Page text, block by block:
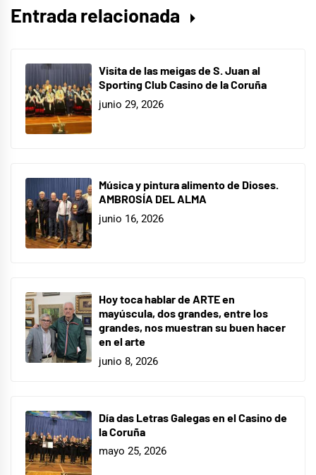
Entrada relacionada
Visita de las meigas de S. Juan al
Sporting Club Casino de la Coruña
junio 29, 2026
Música y pintura alimento de Dioses.
AMBROSÍA DEL ALMA
junio 16, 2026
Hoy toca hablar de ARTE en
mayúscula, dos grandes, entre los
grandes, nos muestran su buen hacer
en el arte
junio 8, 2026
Día das Letras Galegas en el Casino de
la Coruña
mayo 25, 2026